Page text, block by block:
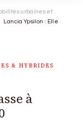
urbaines et
Lancia Ypsilon : Elle
& HYBRIDES
à